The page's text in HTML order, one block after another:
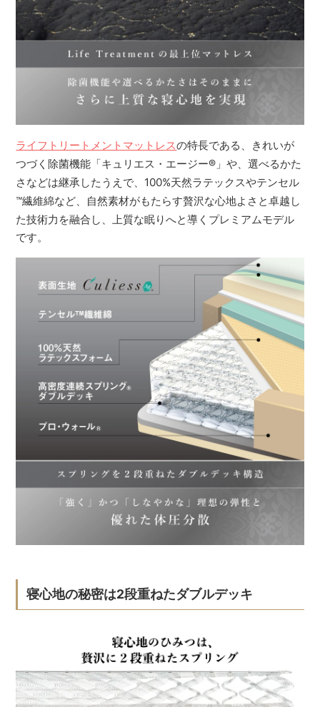
ライフトリートメントマットレスの特長である、きれいが
つづく除菌機能「キュリエス・エージー® 」や、選べるかた
さなどは継承したうえで、100%天然ラテックスやテンセル
™繊維綿など、自然素材がもたらす贅沢な心地よさと卓越し
た技術力を融合し、上質な眠りへと導くプレミアムモデル
です。
寝心地の秘密は2段重ねたダブルデッキ